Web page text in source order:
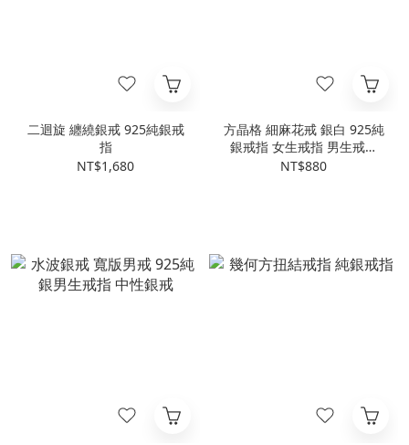
二迴旋 纏繞銀戒 925純銀戒
指
NT$1,680
方晶格 細麻花戒 銀白 925純
銀戒指 女生戒指 男生戒指
尾戒
NT$880